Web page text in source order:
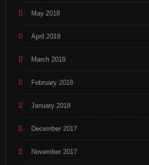
May 2018
April 2018
March 2018
February 2018
January 2018
December 2017
November 2017